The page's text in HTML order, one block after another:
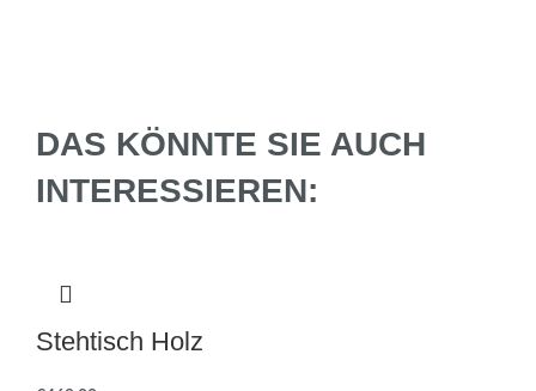
DAS KÖNNTE SIE AUCH
INTERESSIEREN:
Stehtisch Holz